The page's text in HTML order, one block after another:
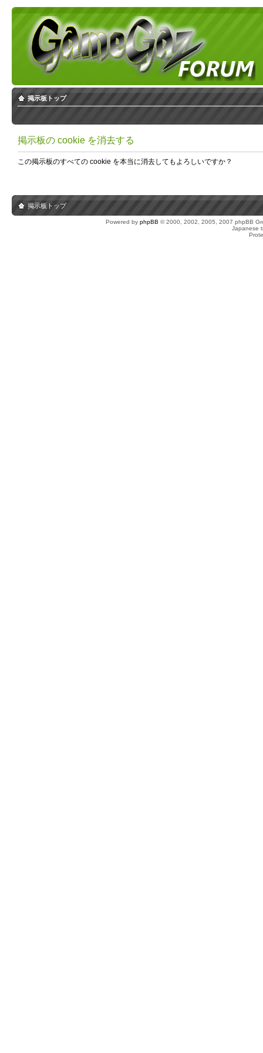
掲示板トップ
掲示板の cookie を消去する
この掲示板のすべての cookie を本当に消去してもよろしいですか？
掲示板トップ
Powered by phpBB © 2000, 2002, 2005, 2007 phpBB
Japanese